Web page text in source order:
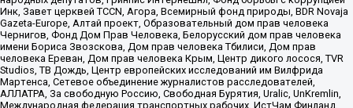
Инк, Завет церквей TCCN, Агора, Всемирный фонд природы, BDR Novaja
Gazeta-Europe, Алтай проект, Образовательный дом прав человека
Чернигов, Фонд Дом Прав Человека, Белорусский дом прав человека
имени Бориса Звозскова, Дом прав человека Тбилиси, Дом прав
человека Ереван, Дом прав человека Крым, Центр дикого лосося, TVR
Studios, ТВ Дождь, Центр европейских исследований им Вилфрида
Мартенса, Сетевое объединение журналистов расследователей,
АЛЛАТРА, За свободную Россию, Свободная Бурятия, Uralic, UnKremlin,
Международная федерация транспортных рабочих, ИстЧам Финланд,